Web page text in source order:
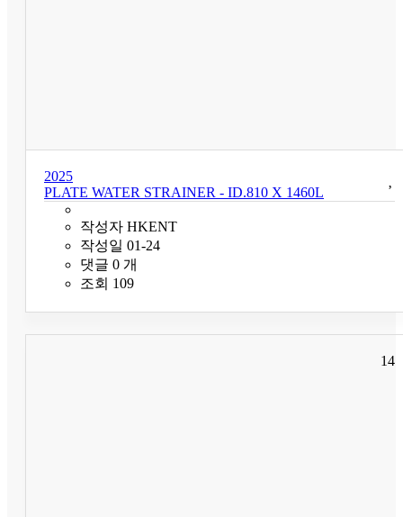
2025
PLATE WATER STRAINER - ID.810 X 1460L
작성자 HKENT
작성일 01-24
댓글 0 개
조회 109
14